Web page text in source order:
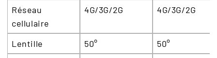
Réseau
cellulaire
4G/3G/2G 4G/3G/2G
Lentille 50°
50°